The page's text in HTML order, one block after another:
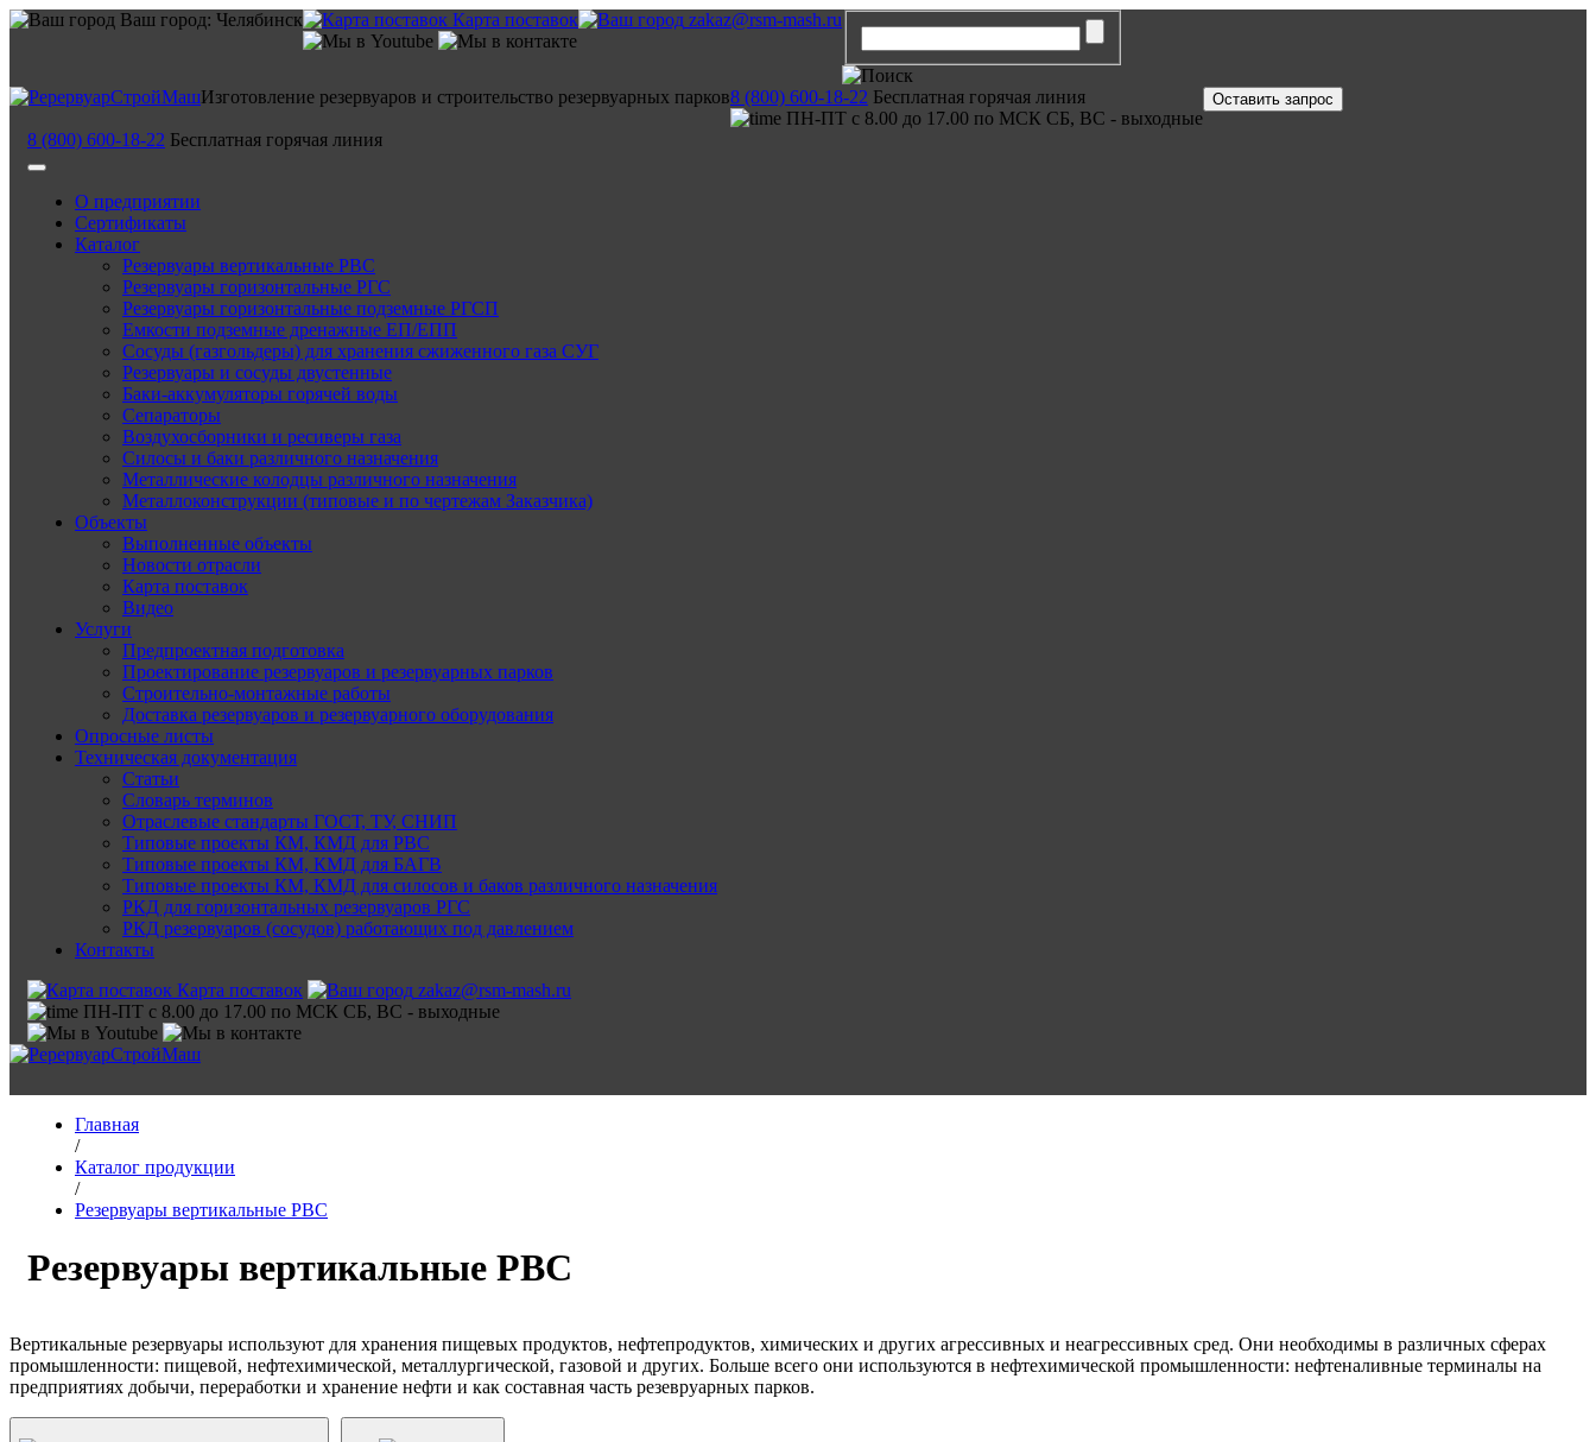
Ваш город: Челябинск Карта поставок zakaz@rsm-mash.ru
Изготовление резервуаров и строительство резервуарных парков8 (800) 600-18-22 Бесплатная горячая линия
ПН-ПТ с 8.00 до 17.00 по МСК СБ, ВС - выходные
Оставить запрос
8 (800) 600-18-22 Бесплатная горячая линия
О предприятии
Сертификаты
Каталог
Резервуары вертикальные РВС
Резервуары горизонтальные РГС
Резервуары горизонтальные подземные РГСП
Емкости подземные дренажные ЕП/ЕПП
Сосуды (газгольдеры) для хранения сжиженного газа СУГ
Резервуары и сосуды двустенные
Баки-аккумуляторы горячей воды
Сепараторы
Воздухосборники и ресиверы газа
Силосы и баки различного назначения
Металлические колодцы различного назначения
Металлоконструкции (типовые и по чертежам Заказчика)
Объекты
Выполненные объекты
Новости отрасли
Карта поставок
Видео
Услуги
Предпроектная подготовка
Проектирование резервуаров и резервуарных парков
Строительно-монтажные работы
Доставка резервуаров и резервуарного оборудования
Опросные листы
Техническая документация
Статьи
Словарь терминов
Отраслевые стандарты ГОСТ, ТУ, СНИП
Типовые проекты КМ, КМД для РВС
Типовые проекты КМ, КМД для БАГВ
Типовые проекты КМ, КМД для силосов и баков различного назначения
РКД для горизонтальных резервуаров РГС
РКД резервуаров (сосудов) работающих под давлением
Контакты
Карта поставок
zakaz@rsm-mash.ru
ПН-ПТ с 8.00 до 17.00 по МСК СБ, ВС - выходные
Главная
/
Каталог продукции
/
Резервуары вертикальные РВС
Резервуары вертикальные РВС
Вертикальные резервуары используют для хранения пищевых продуктов, нефтепродуктов, химических и других агрессивных и неагрессивных сред. Они необходимы в различных сферах
промышленности: пищевой, нефтехимической, металлургической, газовой и других. Больше всего они используются в нефтехимической промышленности: нефтеналивные терминалы на
предприятиях добычи, переработки и хранение нефти и как составная часть резевруарных парков.